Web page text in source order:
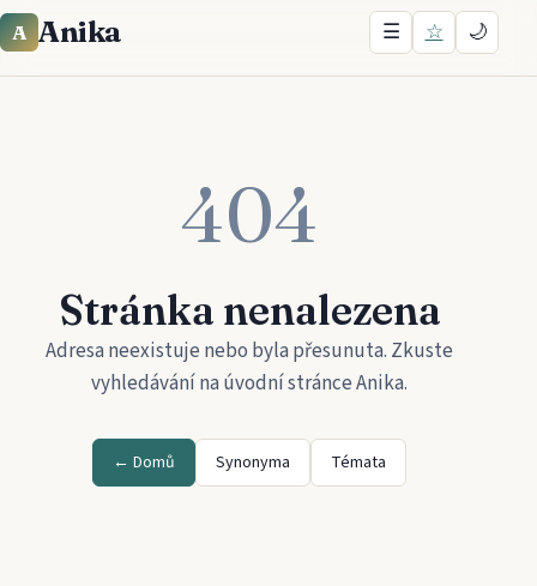
A Anika ☰ ☆ 🌙
404
Stránka nenalezena
Adresa neexistuje nebo byla přesunuta. Zkuste
vyhledávání na úvodní stránceAnika.
← Domů Synonyma Témata